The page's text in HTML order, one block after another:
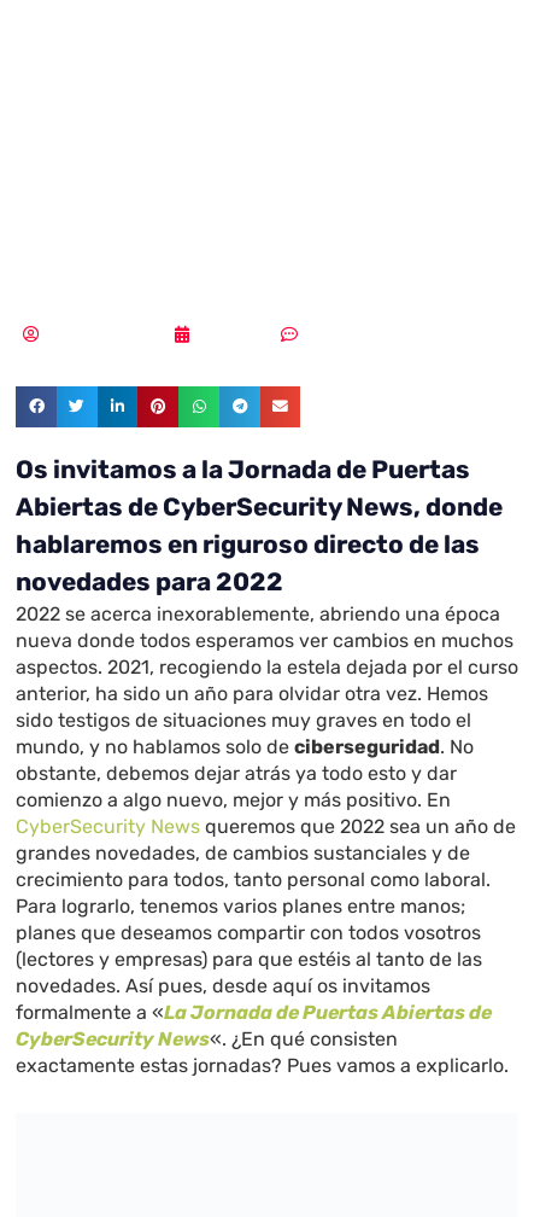
Os invitamos a la Jornada de Puertas
Abiertas de CyberSecurity News, donde
hablaremos en riguroso directo de las
novedades para 2022
2022 se acerca inexorablemente, abriendo una época
nueva donde todos esperamos ver cambios en muchos
aspectos. 2021, recogiendo la estela dejada por el curso
anterior, ha sido un año para olvidar otra vez. Hemos
sido testigos de situaciones muy graves en todo el
mundo, y no hablamos solo deciberseguridad. No
obstante, debemos dejar atrás ya todo esto y dar
comienzo a algo nuevo, mejor y más positivo. En
CyberSecurity News queremos que 2022 sea un año de
grandes novedades, de cambios sustanciales y de
crecimiento para todos, tanto personal como laboral.
Para lograrlo, tenemos varios planes entre manos;
planes que deseamos compartir con todos vosotros
(lectores y empresas) para que estéis al tanto de las
novedades. Así pues, desde aquí os invitamos
formalmente a «La Jornada de Puertas Abiertas de
CyberSecurity News«. ¿En qué consisten
exactamente estas jornadas? Pues vamos a explicarlo.